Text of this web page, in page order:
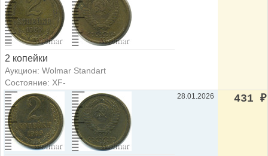
2 копейки
Аукцион: Wolmar Standart
Состояние: XF-
28.01.2026 431 ₽